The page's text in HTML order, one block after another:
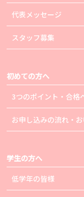
代表メッセージ
スタッフ募集
初めての方へ
3つのポイント・合格
お申し込みの流れ・
学生の方へ
低学年の皆様